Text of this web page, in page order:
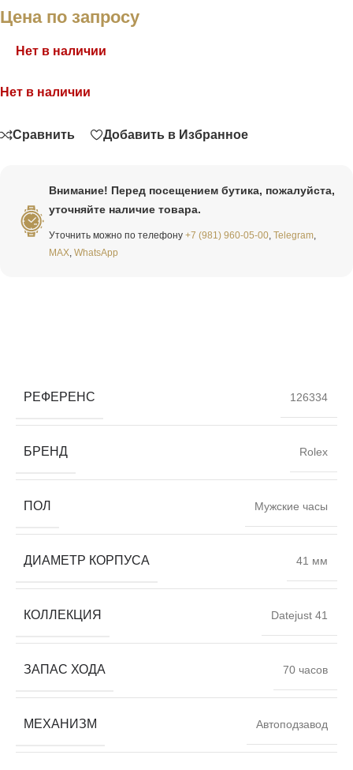
Цена по запросу
Нет в наличии
Нет в наличии
Сравнить Добавить в Избранное
Внимание! Перед посещением бутика, пожалуйста,
уточняйте наличие товара.
Уточнить можно по телефону +7 (981) 960-05-00 Telegram
MAX WhatsApp
РЕФЕРЕНС 126334
БРЕНД Rolex
ПОЛ Мужские часы
ДИАМЕТР КОРПУСА 41 мм
КОЛЛЕКЦИЯ Datejust 41
ЗАПАС ХОДА 70 часов
МЕХАНИЗМ Автоподзавод